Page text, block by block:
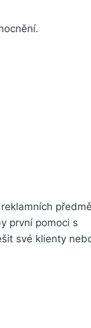
první pomoci s
své klienty